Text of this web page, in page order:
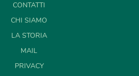
CONTATTI
CHI SIAMO
LA STORIA
MAIL
PRIVACY